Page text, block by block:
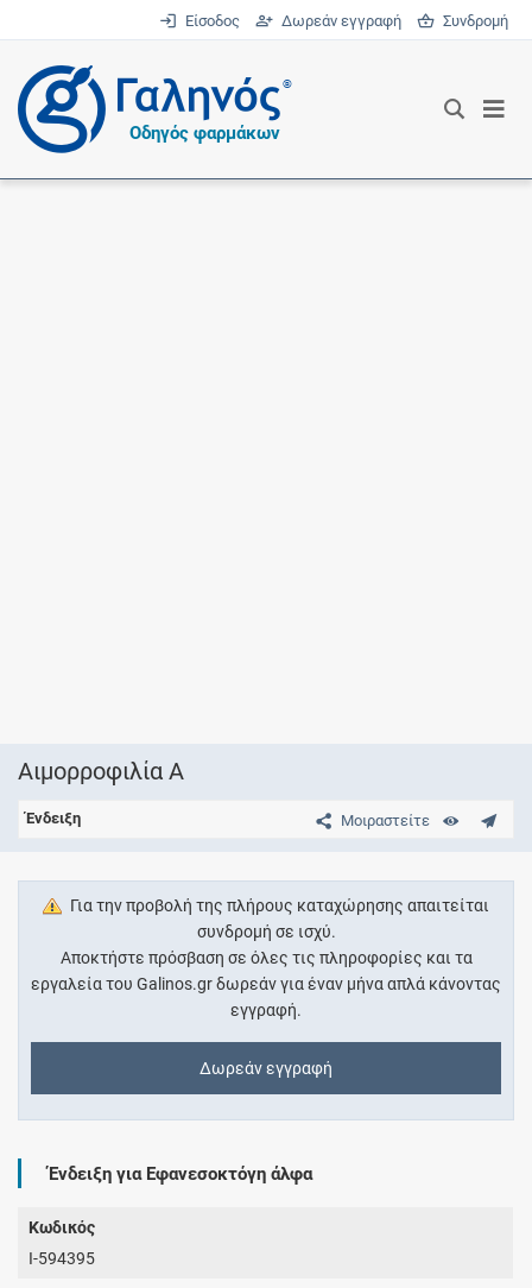
Είσοδος Δωρεάν εγγραφή Συνδρομή
®
Οδηγός φαρμάκων
Αιμορροφιλία Α
Μοιραστείτε
Ένδειξη
Για την προβολή της πλήρους καταχώρησης απαιτείται
συνδρομή σε ισχύ.
Αποκτήστε πρόσβαση σε όλες τις πληροφορίες και τα
εργαλεία του Galinos.gr δωρεάν για έναν μήνα απλά κάνοντας
εγγραφή.
Δωρεάν εγγραφή
Ένδειξη για Εφανεσοκτόγη άλφα
Κωδικός
I-594395